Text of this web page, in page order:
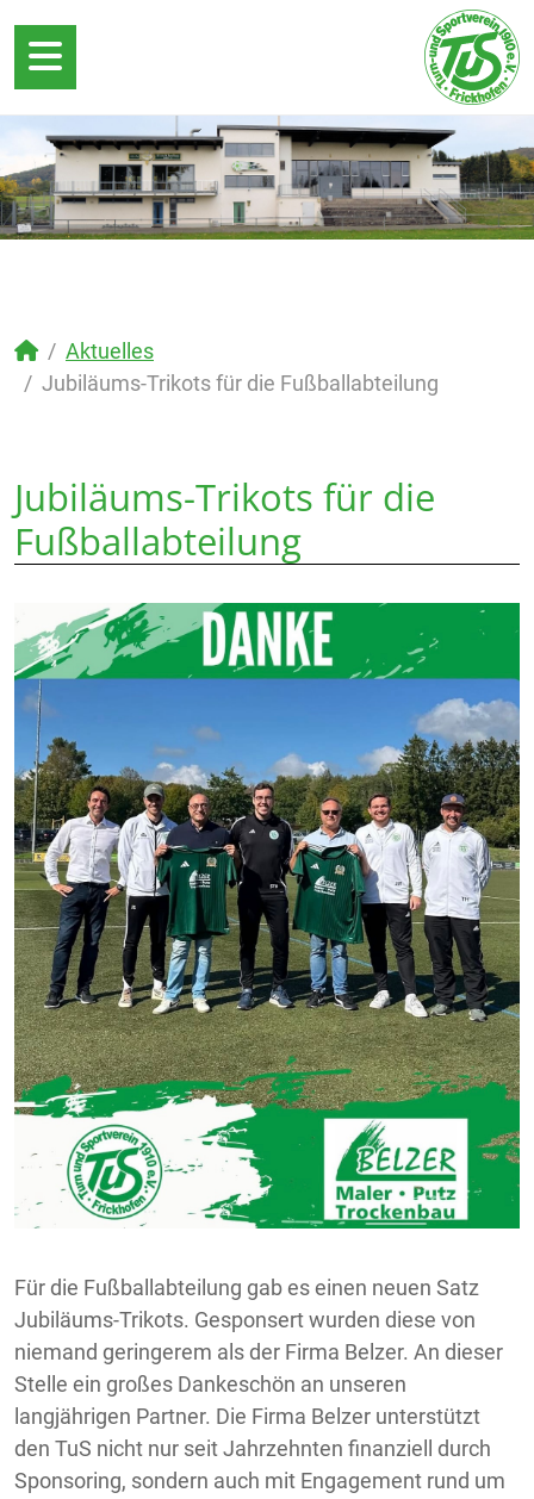
Aktuelles
Jubiläums-Trikots für die Fußballabteilung
Jubiläums-Trikots für die
Fußballabteilung
Für die Fußballabteilung gab es einen neuen Satz
Jubiläums-Trikots. Gesponsert wurden diese von
niemand geringerem als der Firma Belzer. An dieser
Stelle ein großes Dankeschön an unseren
langjährigen Partner. Die Firma Belzer unterstützt
den TuS nicht nur seit Jahrzehnten finanziell durch
Sponsoring, sondern auch mit Engagement rund um